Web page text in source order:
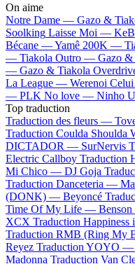
On aime
Notre Dame — Gazo &
Soolking Laisse Moi —
Bécane —Yamê 200K —
— Tiakola Outro — Gazo &
— Gazo & Tiakola
La League — Werenoi
— PLK No love — Ninho
Top traduction
Traduction des fleurs —
Traduction Coulda Shoulda
DICTADOR — SurNervis
Electric Callboy Traduction
Mi Chico — DJ Goja
Traduction Danceteria —
(DONK) — Beyoncé
Time Of My Life —
XCX Traduction
Traduction RMB (Ring My
Reyez Traduction YOYO —
Madonna Traduction Van